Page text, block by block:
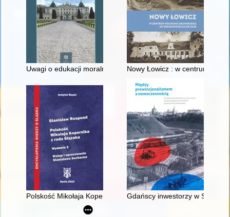
Uwagi o edukacji moralnej synów szlacheckich w XVI-
Nowy Łowicz : w centrum
Polskość Mikołaja Kopernika z rodu Ślązaka
Gdańscy inwestorzy w